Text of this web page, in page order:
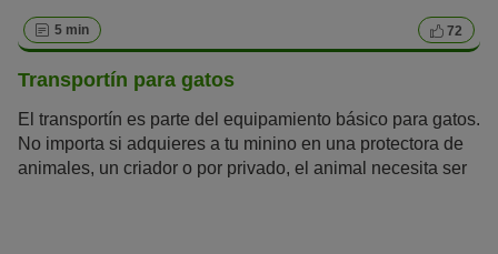
5 min 72
Transportín para gatos
El transportín es parte del equipamiento básico para gatos.
No importa si adquieres a tu minino en una protectora de
animales, un criador o por privado, el animal necesita ser